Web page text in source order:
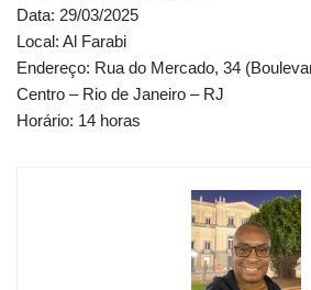
Data: 29/03/2025
Local: Al Farabi
Endereço: Rua do Mercado, 34
Centro – Rio de Janeiro – RJ
Horário: 14 horas